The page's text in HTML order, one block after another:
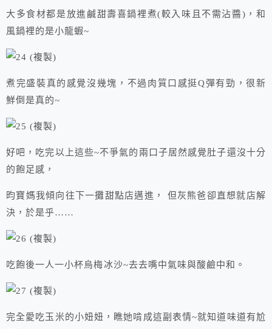
大多食材都是放進鹹甜壽喜鍋裡煮(較入味且不需沾醬)，和
風鍋裡的是小龍蝦~
煮完盛裝真的感覺沒幾塊，不過肉質口感挺Q彈有勁，很新
鮮倒是真的~
好吧，吃完以上這些~不爭氣的兩口子居然感覺肚子還沒十分
的飽足感，
昀寶媽我傾向往下一攤甜點店邁進， 但灰熊爸卻直想就店解
決，於是乎……
吃飽後一人一小杯烏梅冰沙~去去嘴中氣味與酸鹼中和。
完全愛吃玉米的小妞妞，瞧她啃成這副表情~就知道味道有尬